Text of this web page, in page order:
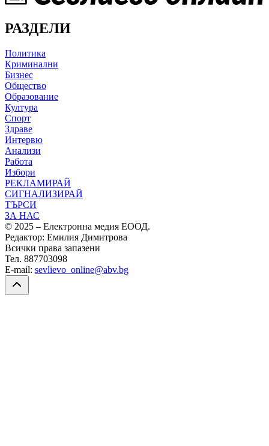
РАЗДЕЛИ
Политика
Криминални
Бизнес
Общество
Образование
Култура
Спорт
Здраве
Интервю
Анализи
Работа
Избори
РЕКЛАМИРАЙ
СИГНАЛИЗИРАЙ
ТЪРСИ
ЗА НАС
© 2025 – Електронна медия ЕООД.
Редактор: Емилия Димитрова
Всички права запазени
Тел. 887703098
E-mail: sevlievo_online@abv.bg